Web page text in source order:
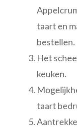
taart en
bestellen.
Het
keuken.
taart